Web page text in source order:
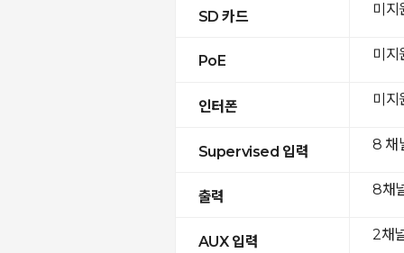
SD 카드
PoE
인터폰
Supervised 입력
출력
AUX 입력
미지
미지
미지
8 채
8채
2채